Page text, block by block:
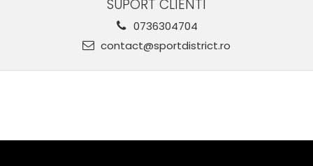
SUPORT CLIENTI
0736304704
contact@sportdistrict.ro